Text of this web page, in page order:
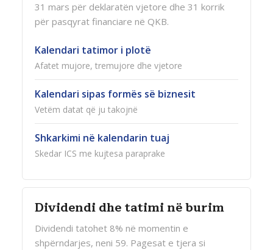
31 mars për deklaratën vjetore dhe 31 korrik
për pasqyrat financiare në QKB.
Kalendari tatimor i plotë
Afatet mujore, tremujore dhe vjetore
Kalendari sipas formës së biznesit
Vetëm datat që ju takojnë
Shkarkimi në kalendarin tuaj
Skedar ICS me kujtesa paraprake
Dividendi dhe tatimi në burim
Dividendi tatohet 8% në momentin e
shpërndarjes, neni 59. Pagesat e tjera si